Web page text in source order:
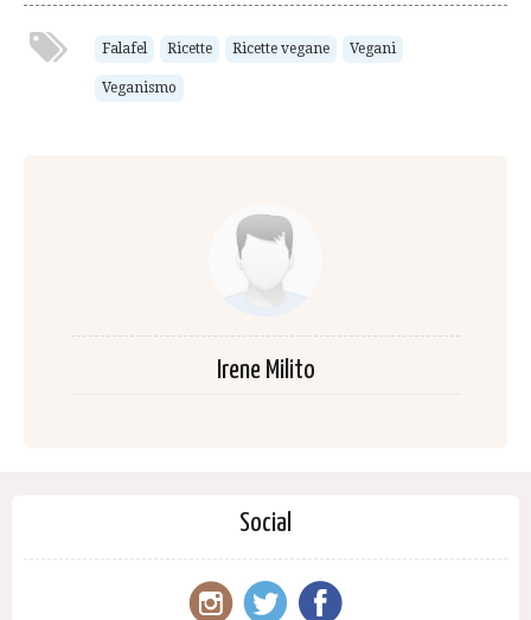
Falafel Ricette Ricette vegane Vegani
Veganismo
Irene Milito
Social